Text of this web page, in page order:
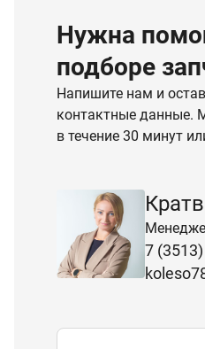
Нужна
подборе
Напишите нам и
контактные данные.
в течение 30 минут
7